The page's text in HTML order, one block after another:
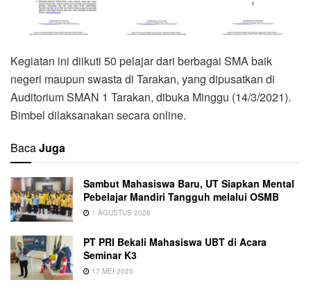
Kegiatan ini diikuti 50 pelajar dari berbagai SMA baik
negeri maupun swasta di Tarakan, yang dipusatkan di
Auditorium SMAN 1 Tarakan, dibuka Minggu (14/3/2021).
Bimbel dilaksanakan secara online.
BacaJuga
Sambut Mahasiswa Baru, UT Siapkan Mental
Pebelajar Mandiri Tangguh melalui OSMB
1 AGUSTUS 2026
PT PRI Bekali Mahasiswa UBT di Acara
Seminar K3
17 MEI 2025